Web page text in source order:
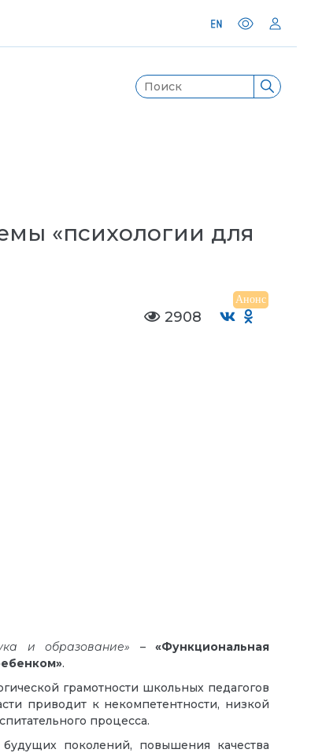
«психологии для
Анонс
2908
и образование» – «Функциональная
.
грамотности школьных педагогов
приводит к некомпетентности, низкой
процесса.
поколений, повышения качества